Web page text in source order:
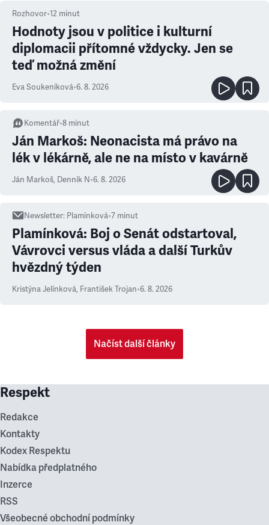
Rozhovor•12 minut
Hodnoty jsou v politice i kulturní
diplomacii přítomné vždycky. Jen se
teď možná změní
Eva Soukeníková•6. 8. 2026
Komentář•8 minut
Ján Markoš: Neonacista má právo na
lék v lékárně, ale ne na místo v kavárně
Ján Markoš, Denník N•6. 8. 2026
Newsletter: Plamínková•7 minut
Plamínková: Boj o Senát odstartoval,
Vávrovci versus vláda a další Turkův
hvězdný týden
Kristýna Jelínková, František Trojan•6. 8. 2026
Načíst další články
Respekt
Redakce
Kontakty
Kodex Respektu
Nabídka předplatného
Inzerce
RSS
Všeobecné obchodní podmínky